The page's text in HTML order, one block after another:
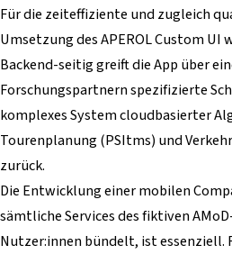
Für die zeiteffiziente und zugleich
Umsetzung des APEROL Custom
Backend-seitig greift die App über
Forschungspartnern spezifizierte
komplexes System cloudbasierter
Tourenplanung (PSItms) und
zurück.
Die Entwicklung einer mobilen
sämtliche Services des fiktiven
Nutzer:innen bündelt, ist essenziell.